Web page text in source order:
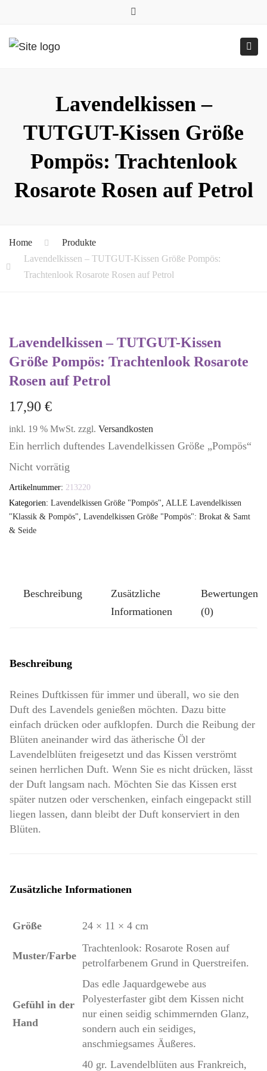
0157.77545786
Submit
Lavendelkissen –
TUTGUT-Kissen Größe
Pompös: Trachtenlook
Rosarote Rosen auf Petrol
Home
Produkte
Lavendelkissen – TUTGUT-Kissen Größe Pompös:
Trachtenlook Rosarote Rosen auf Petrol
Lavendelkissen – TUTGUT-Kissen
Größe Pompös: Trachtenlook Rosarote
Rosen auf Petrol
17,90 €
inkl. 19 % MwSt. zzgl. Versandkosten
Ein herrlich duftendes Lavendelkissen Größe „Pompös“
Nicht vorrätig
Artikelnummer: 213220
Kategorien: Lavendelkissen Größe "Pompös" ALLE Lavendelkissen
"Klassik & Pompös" Lavendelkissen Größe "Pompös": Brokat & Samt
& Seide
Beschreibung
Zusätzliche
Informationen
Bewertungen
(0)
Beschreibung
Reines Duftkissen für immer und überall, wo sie den
Duft des Lavendels genießen möchten. Dazu bitte
einfach drücken oder aufklopfen. Durch die Reibung der
Blüten aneinander wird das ätherische Öl der
Lavendelblüten freigesetzt und das Kissen verströmt
seinen herrlichen Duft. Wenn Sie es nicht drücken, lässt
der Duft langsam nach. Möchten Sie das Kissen erst
später nutzen oder verschenken, einfach eingepackt still
liegen lassen, dann bleibt der Duft konserviert in den
Blüten.
Zusätzliche Informationen
Größe 24 × 11 × 4 cm
Muster/Farbe
Trachtenlook: Rosarote Rosen auf
petrolfarbenem Grund in Querstreifen.
Gefühl in der
Hand
Das edle Jaquardgewebe aus
Polyesterfaster gibt dem Kissen nicht
nur einen seidig schimmernden Glanz,
sondern auch ein seidiges,
anschmiegsames Äußeres.
40 gr. Lavendelblüten aus Frankreich,